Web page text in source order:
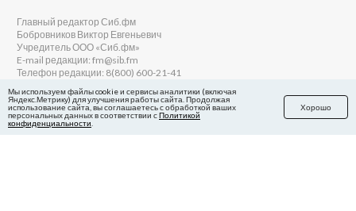
Главный редактор Сиб.фм
Бобровников Виктор Евгеньевич
Учредитель ООО «Сиб.фм»
E-mail редакции: fm@sib.fm
Телефон редакции: 8(800) 600-21-41
Сайт разработан и поддерживается Технодзен
Мы используем файлы cookie и сервисы аналитики (включая
Яндекс.Метрику) для улучшения работы сайта. Продолжая
использование сайта, вы соглашаетесь с обработкой ваших
персональных данных в соответствии сПолитикой
конфиденциальности
Хорошо